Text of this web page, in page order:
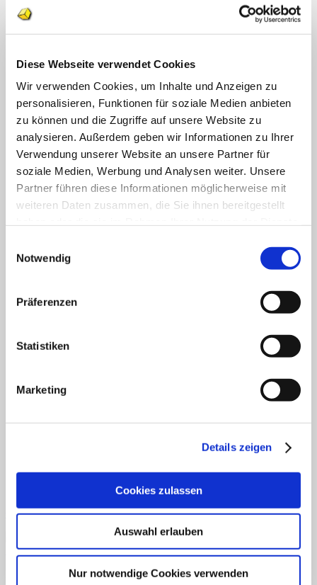
Diese Webseite verwendet Cookies
Wir verwenden Cookies, um Inhalte und Anzeigen zu
personalisieren, Funktionen für soziale Medien anbieten
zu können und die Zugriffe auf unsere Website zu
analysieren. Außerdem geben wir Informationen zu Ihrer
Verwendung unserer Website an unsere Partner für
soziale Medien, Werbung und Analysen weiter. Unsere
Partner führen diese Informationen möglicherweise mit
weiteren Daten zusammen, die Sie ihnen bereitgestellt
Notwendig
Präferenzen
Statistiken
Marketing
Details zeigen
Cookies zulassen
Auswahl erlauben
Nur notwendige Cookies verwenden
Basale Förderung
Anfangsunterricht
Silben lesen
Mathematik
Anfangsunterricht
Zahlenraum bis 10
Zahlenraum 100
Farben und Formen
Geld
Größen
Sachunterricht
Englisch
Deutsch
Sachunterricht
Mathematik
Fordern Sie unseren Flyer an
Gratismaterialien
Schnellansicht